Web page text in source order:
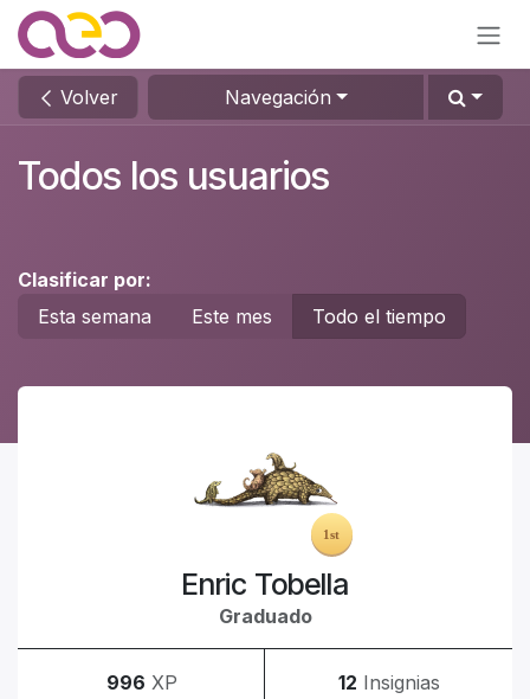
Ir al contenido
Volver Navegación
Todos los usuarios
Clasificar por:
Esta semana
Este mes Todo el tiempo
Enric Tobella
Graduado
996 XP 12 Insignias